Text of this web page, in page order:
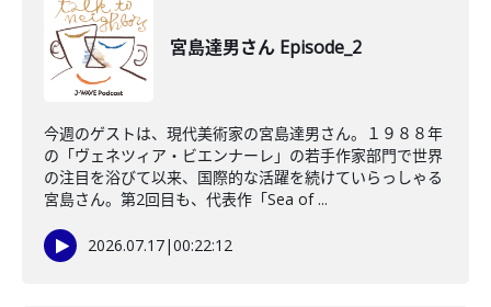
宮島達男さん Episode_2
今週のゲストは、現代美術家の宮島達男さん。１９８８年
の「ヴェネツィア・ビエンナーレ」の若手作家部門で世界
の注目を浴びて以来、国際的な活躍を続けていらっしゃる
宮島さん。第2回目も、代表作「Sea of ...
2026.07.17|00:22:12